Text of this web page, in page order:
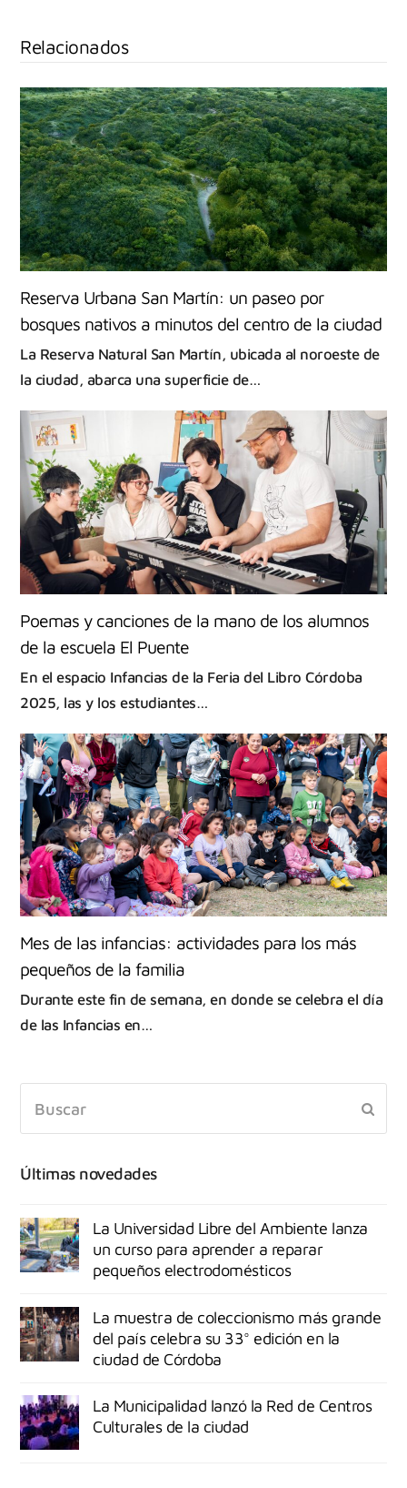
Relacionados
Reserva Urbana San Martín: un paseo por
bosques nativos a minutos del centro de la ciudad
La Reserva Natural San Martín, ubicada al noroeste de
la ciudad, abarca una superficie de…
Poemas y canciones de la mano de los alumnos
de la escuela El Puente
En el espacio Infancias de la Feria del Libro Córdoba
2025, las y los estudiantes…
Mes de las infancias: actividades para los más
pequeños de la familia
Durante este fin de semana, en donde se celebra el día
de las Infancias en…
Últimas novedades
La Universidad Libre del Ambiente lanza
un curso para aprender a reparar
pequeños electrodomésticos
La muestra de coleccionismo más grande
del país celebra su 33° edición en la
ciudad de Córdoba
La Municipalidad lanzó la Red de Centros
Culturales de la ciudad